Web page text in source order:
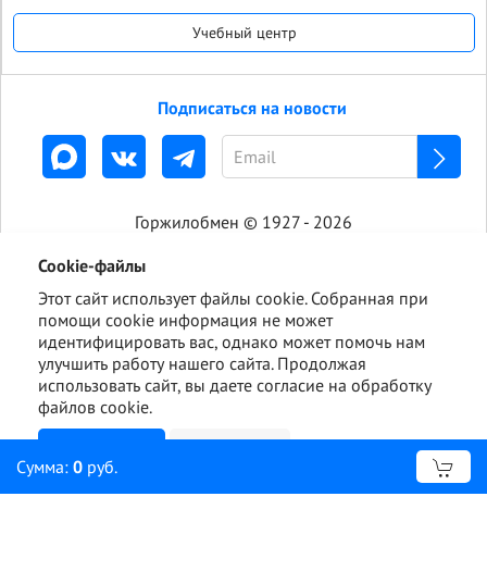
Учебный центр
Подписаться на новости
Горжилобмен © 1927 - 2026
Сумма: 0 руб.
Cookie-файлы
Этот сайт использует файлы cookie. Собранная при
помощи cookie информация не может
идентифицировать вас, однако может помочь нам
улучшить работу нашего сайта. Продолжая
использовать сайт, вы даете согласие на обработку
файлов cookie.